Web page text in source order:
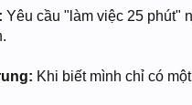
Yêu cầu "làm việc 25 phút"
Khi biết mình chỉ có